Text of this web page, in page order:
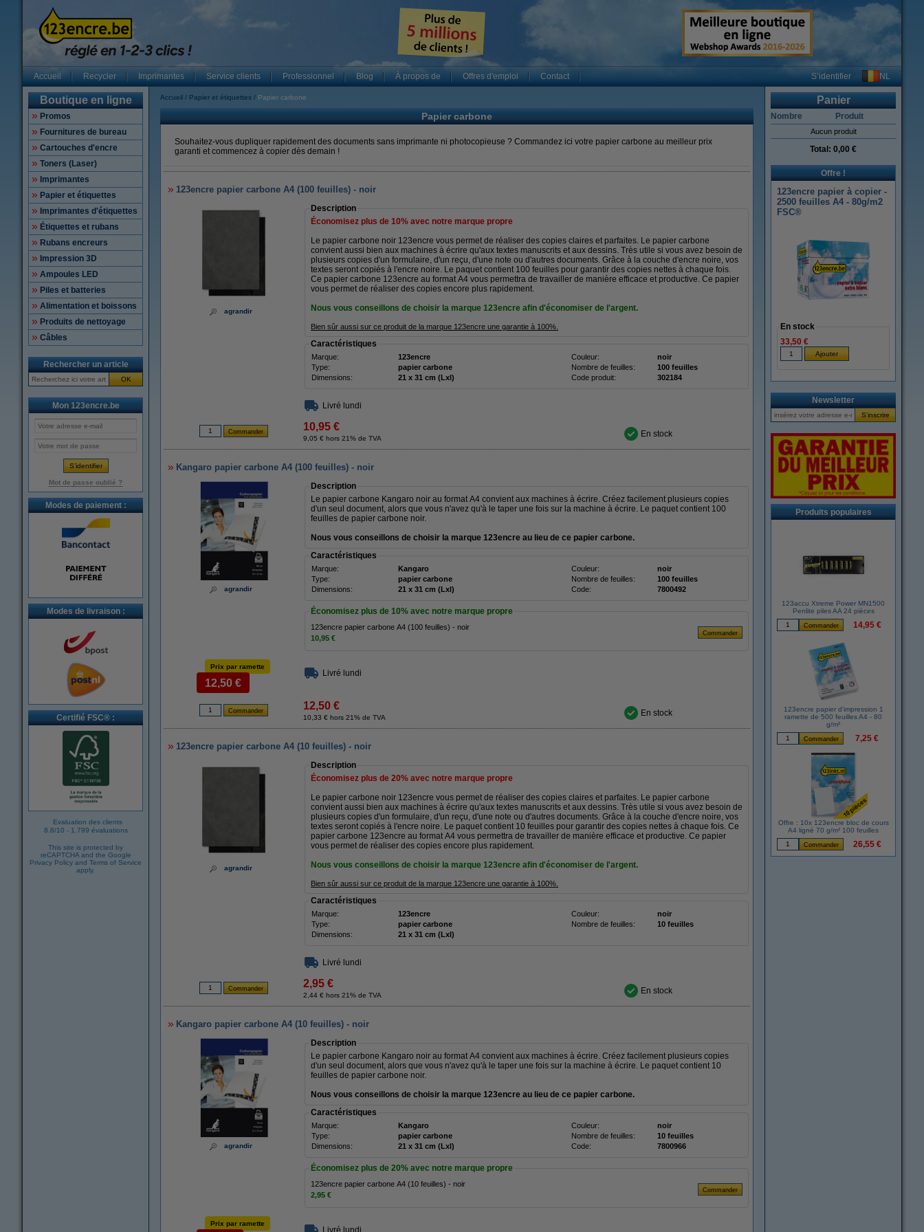
Accueil Recycler Imprimantes Service clients Professionnel Blog À propos de Offres d'emploi Contact S’identifier NL
Boutique en ligne
Promos
Fournitures de bureau
Cartouches d'encre
Toners (Laser)
Imprimantes
Papier et étiquettes
Imprimantes d'étiquettes
Étiquettes et rubans
Rubans encreurs
Impression 3D
Ampoules LED
Piles et batteries
Alimentation et boissons
Produits de nettoyage
Câbles
Rechercher un article
OK
Mon 123encre.be
Mot de passe oublié ?
Modes de paiement :
Modes de livraison :
Certifié FSC® :
Evaluation des clients
8.8/10 - 1.799 évaluations
This site is protected by
reCAPTCHA and the Google
Privacy Policy and Terms of Service
apply.
Accueil Papier et étiquettes Papier carbone
Papier carbone
Souhaitez-vous dupliquer rapidement des documents sans imprimante ni photocopieuse ? Commandez ici votre papier carbone au meilleur prix
garanti et commencez à copier dès demain !
123encre papier carbone A4 (100 feuilles) - noir
agrandir
Description
Économisez plus de 10% avec notre marque propre
Le papier carbone noir 123encre vous permet de réaliser des copies claires et parfaites. Le papier carbone
convient aussi bien aux machines à écrire qu'aux textes manuscrits et aux dessins. Très utile si vous avez besoin de
plusieurs copies d'un formulaire, d'un reçu, d'une note ou d'autres documents. Grâce à la couche d'encre noire, vos
textes seront copiés à l'encre noire. Le paquet contient 100 feuilles pour garantir des copies nettes à chaque fois.
Ce papier carbone 123encre au format A4 vous permettra de travailler de manière efficace et productive. Ce papier
vous permet de réaliser des copies encore plus rapidement.
Nous vous conseillons de choisir la marque 123encre afin d'économiser de l'argent.
Bien sûr aussi sur ce produit de la marque 123encre une garantie à 100%.
Caractéristiques
Marque: 123encre Couleur:
noir
Type:
papier carbone Nombre de feuilles:
100 feuilles
Dimensions:
21 x 31 cm (Lxl) Code produit: 302184
Livré lundi
10,95 €
9,05 € hors 21% de TVA En stock
Kangaro papier carbone A4 (100 feuilles) - noir
agrandir
Description
Le papier carbone Kangaro noir au format A4 convient aux machines à écrire. Créez facilement plusieurs copies
d'un seul document, alors que vous n'avez qu'à le taper une fois sur la machine à écrire. Le paquet contient 100
feuilles de papier carbone noir.
Nous vous conseillons de choisir la marque 123encre au lieu de ce papier carbone.
Caractéristiques
Marque: Kangaro Couleur:
noir
Type:
papier carbone Nombre de feuilles:
100 feuilles
Dimensions:
21 x 31 cm (Lxl) Code: 7800492
Économisez plus de 10% avec notre marque propre
123encre papier carbone A4 (100 feuilles) - noir
10,95 €
Prix par ramette
12,50 €
Livré lundi
12,50 €
10,33 € hors 21% de TVA En stock
123encre papier carbone A4 (10 feuilles) - noir
agrandir
Description
Économisez plus de 20% avec notre marque propre
Le papier carbone noir 123encre vous permet de réaliser des copies claires et parfaites. Le papier carbone
convient aussi bien aux machines à écrire qu'aux textes manuscrits et aux dessins. Très utile si vous avez besoin de
plusieurs copies d'un formulaire, d'un reçu, d'une note ou d'autres documents. Grâce à la couche d'encre noire, vos
textes seront copiés à l'encre noire. Le paquet contient 10 feuilles pour garantir des copies nettes à chaque fois. Ce
papier carbone 123encre au format A4 vous permettra de travailler de manière efficace et productive. Ce papier
vous permet de réaliser des copies encore plus rapidement.
Nous vous conseillons de choisir la marque 123encre afin d'économiser de l'argent.
Bien sûr aussi sur ce produit de la marque 123encre une garantie à 100%.
Caractéristiques
Marque: 123encre Couleur:
noir
Type:
papier carbone Nombre de feuilles:
10 feuilles
Dimensions:
21 x 31 cm (Lxl)
Livré lundi
2,95 €
2,44 € hors 21% de TVA En stock
Kangaro papier carbone A4 (10 feuilles) - noir
agrandir
Description
Le papier carbone Kangaro noir au format A4 convient aux machines à écrire. Créez facilement plusieurs copies
d'un seul document, alors que vous n'avez qu'à le taper une fois sur la machine à écrire. Le paquet contient 10
feuilles de papier carbone noir.
Nous vous conseillons de choisir la marque 123encre au lieu de ce papier carbone.
Caractéristiques
Marque: Kangaro Couleur:
noir
Type:
papier carbone Nombre de feuilles:
10 feuilles
Dimensions:
21 x 31 cm (Lxl) Code: 7800966
Économisez plus de 20% avec notre marque propre
123encre papier carbone A4 (10 feuilles) - noir
2,95 €
Prix par ramette
Livré lundi
Panier
Nombre Produit
Aucun produit
Total: 0,00 €
Offre !
123encre papier à copier -
2500 feuilles A4 - 80g/m2
FSC®
En stock
33,50 €
Newsletter
Produits populaires
123accu Xtreme Power MN1500
Penlite piles AA 24 pièces
14,95 €
123encre papier d'impression 1
ramette de 500 feuilles A4 - 80
g/m²
7,25 €
Offre : 10x 123encre bloc de cours
A4 ligné 70 g/m² 100 feuilles
26,55 €